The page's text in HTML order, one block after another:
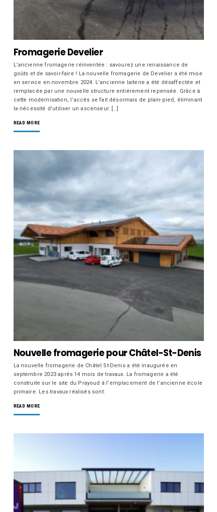
Fromagerie Develier
L’ancienne fromagerie réinventée : savourez une renaissance de
goûts et de savoir-faire ! La nouvelle fromagerie de Develier a été mise
en service en novembre 2024. L’ancienne laiterie a été désaffectée et
remplacée par une nouvelle structure entièrement repensée. Grâce à
cette modernisation, l’accès se fait désormais de plain-pied, éliminant
la nécessité d’utiliser un ascenseur. […]
READ MORE
Nouvelle fromagerie pour Châtel-St-Denis
La nouvelle fromagerie de Châtel St-Denis a été inaugurée en
septembre 2023 après 14 mois de travaux. La fromagerie a été
construite sur le site du Prayoud à l’emplacement de l’ancienne école
primaire. Les travaux réalisés sont:
READ MORE